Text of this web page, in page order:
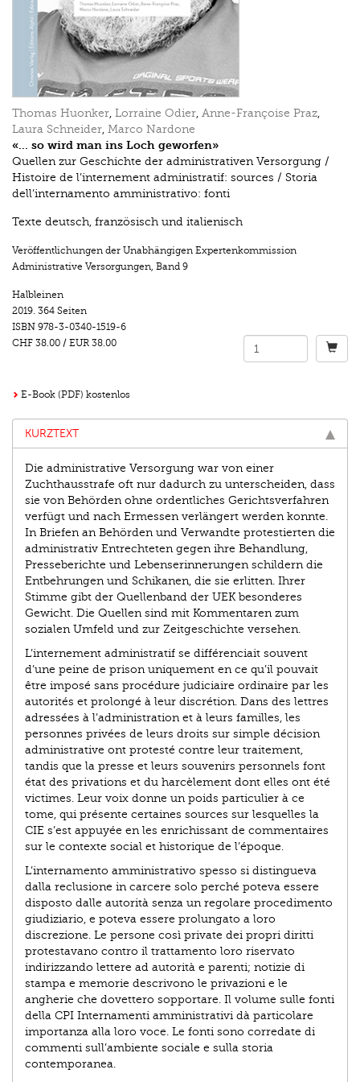
Thomas Huonker, Lorraine Odier, Anne-Françoise Praz,
Laura Schneider, Marco Nardone
«... so wird man ins Loch geworfen»
Quellen zur Geschichte der administrativen Versorgung /
Histoire de l’internement administratif: sources / Storia
dell’internamento amministrativo: fonti
Texte deutsch, französisch und italienisch
Veröffentlichungen der Unabhängigen Expertenkommission
Administrative Versorgungen, Band 9
Halbleinen
2019. 364 Seiten
ISBN 978-3-0340-1519-6
CHF 38.00 / EUR 38.00
E-Book (PDF) kostenlos
KURZTEXT
Die administrative Versorgung war von einer
Zuchthausstrafe oft nur dadurch zu unterscheiden, dass
sie von Behörden ohne ordentliches Gerichtsverfahren
verfügt und nach Ermessen verlängert werden konnte.
In Briefen an Behörden und Verwandte protestierten die
administrativ Entrechteten gegen ihre Behandlung,
Presseberichte und Lebenserinnerungen schildern die
Entbehrungen und Schikanen, die sie erlitten. Ihrer
Stimme gibt der Quellenband der UEK besonderes
Gewicht. Die Quellen sind mit Kommentaren zum
sozialen Umfeld und zur Zeitgeschichte versehen.
L’internement administratif se différenciait souvent
d’une peine de prison uniquement en ce qu’il pouvait
être imposé sans procédure judiciaire ordinaire par les
autorités et prolongé à leur discrétion. Dans des lettres
adressées à l’administration et à leurs familles, les
personnes privées de leurs droits sur simple décision
administrative ont protesté contre leur traitement,
tandis que la presse et leurs souvenirs personnels font
état des privations et du harcèlement dont elles ont été
victimes. Leur voix donne un poids particulier à ce
tome, qui présente certaines sources sur lesquelles la
CIE s’est appuyée en les enrichissant de commentaires
sur le contexte social et historique de l’époque.
L’internamento amministrativo spesso si distingueva
dalla reclusione in carcere solo perché poteva essere
disposto dalle autorità senza un regolare procedimento
giudiziario, e poteva essere prolungato a loro
discrezione. Le persone così private dei propri diritti
protestavano contro il trattamento loro riservato
indirizzando lettere ad autorità e parenti; notizie di
stampa e memorie descrivono le privazioni e le
angherie che dovettero sopportare. Il volume sulle fonti
della CPI Internamenti amministrativi dà particolare
importanza alla loro voce. Le fonti sono corredate di
commenti sull’ambiente sociale e sulla storia
contemporanea.